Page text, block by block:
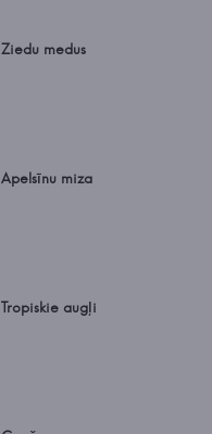
Ziedu medus
Apelsīnu miza
Tropiskie augļi